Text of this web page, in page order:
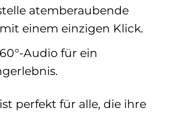
atemberaubende
einem einzigen Klick.
Audio für ein
perfekt für alle, die ihre